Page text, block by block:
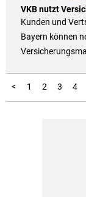
VKB nutzt
Kunden und
Bayern können
< 1 2 3 4